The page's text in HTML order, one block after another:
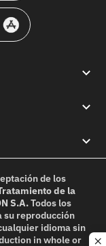
de los
de la
S.A.Todos los
su reproducción
idioma sin
in whole or